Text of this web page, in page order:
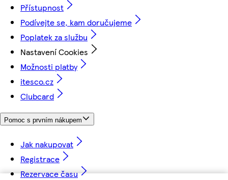
Přístupnost
Podívejte se, kam doručujeme
Poplatek za službu
Nastavení Cookies
Možnosti platby
itesco.cz
Clubcard
Pomoc s prvním nákupem
Jak nakupovat
Registrace
Rezervace času